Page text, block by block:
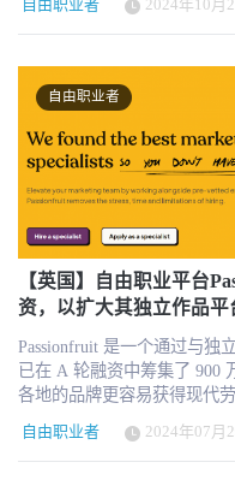
披露了其内部AI基础设施的
adoption rate 超过80%。这
效率与用户支持体验，进一
持续释放自由现金流 财报还
6560万美元，同比增长85%
大增近一倍。公司在股票回
7092万美元股份，同时保持
司上调了全年指引，预计全
后EBITDA将达到2.06亿至
1.18美元之间。 行业趋势：人机共融 + 企业主导 = 下一代工作平台
标准 Upwork的这份财报不仅
出整个行业的发展路径正在发生根本性转
为平台流量和收入的关键引
+人才匹配+履约交付”的闭环生态。 大型企业对平台
EOR与AOR结合平台撮合将成为主流配置。
将来自于对“合规+服务”的
功能整合到一个易于使用的
增强平台的现有功能，并引
运营。 “Zodot首席执行官兼创始人Dwayne Hurley表示："我们很高
兴获得这笔资金，这将使我
不断增长的用户群的需求。
创建终极业务管理工具，这
的水平。 本轮融资由著名的天使投资人领投，他们看到了 Zodot 在
简化业务运营方面的潜力。
区获得了广泛关注，Zodot
目、客户、收入和支出提供更强大的工具。
1. 任务管理： 组织任务、设置提
理： 在一个地方存储和管理客户信
轻松创建和发送发票、跟踪付款和管理现
告工具跟踪您的财务状况。 该平台的种子资金还将支持其营销工
作，以覆盖更广泛的受众，
现无缝扩展。 关于Zodot Zodot 是一个创新的端到端业务管理 SaaS
平台，旨在为自由职业者、
自由职业者 2024年10月
自由职业者
【英国】自由职业平台
资，以扩大其独立作品平
Passionfruit 是一个通过与独
已在 A 轮融资中筹集了 900
各地的品牌更容易获得现代劳动力的全
融资由 Seaya 领投，现有种
Capital、Cornerstone 和 Portfolio
源于这样一种认识：在 21
自由职业者 2024年07月